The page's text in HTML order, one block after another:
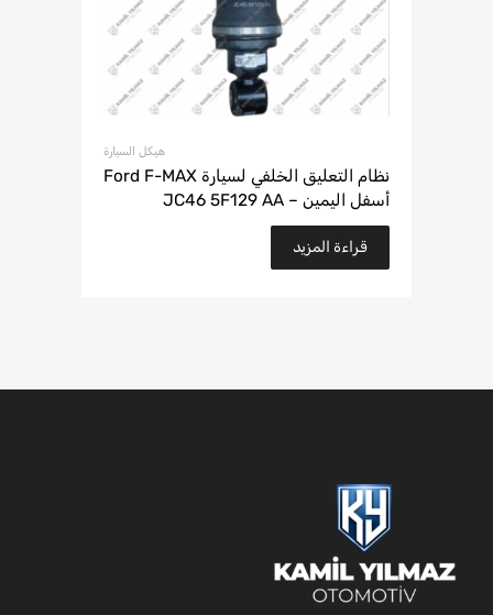
هيكل السيارة
نظام التعليق الخلفي لسيارة Ford F-MAX
أسفل اليمين – JC46 5F129 AA
قراءة المزيد